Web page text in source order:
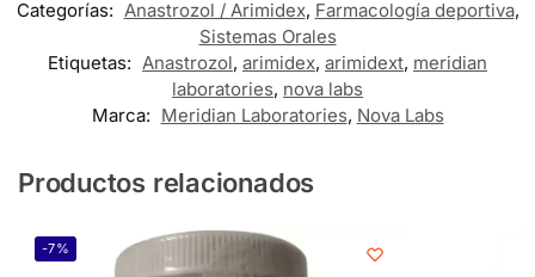
Categorías: Anastrozol / Arimidex, Farmacología deportiva,
Sistemas Orales
Etiquetas: Anastrozol, arimidex, arimidext, meridian
laboratories, nova labs
Marca: Meridian Laboratories, Nova Labs
Productos relacionados
-7%